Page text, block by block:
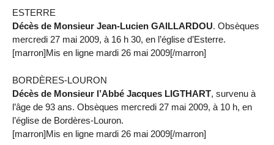
ESTERRE
Décès de Monsieur Jean-Lucien GAILLARDOU. Obsèques
mercredi 27 mai 2009, à 16 h 30, en l’église d’Esterre.
[marron]Mis en ligne mardi 26 mai 2009[/marron]
BORDÈRES-LOURON
Décès de Monsieur l’Abbé Jacques LIGTHART, survenu à
l’âge de 93 ans. Obsèques mercredi 27 mai 2009, à 10 h, en
l’église de Bordères-Louron.
[marron]Mis en ligne mardi 26 mai 2009[/marron]